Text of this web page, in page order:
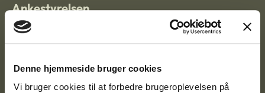
Denne hjemmeside bruger cookies
Vi bruger cookies til at forbedre brugeroplevelsen på
Ankestyrelsen
Postadresse:
9000 Aalborg